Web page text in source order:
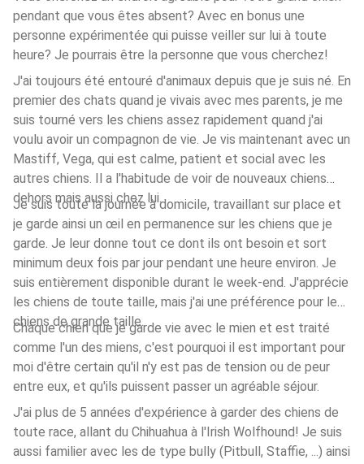
pendant que vous êtes absent? Avec en bonus une
personne expérimentée qui puisse veiller sur lui à toute
heure? Je pourrais être la personne que vous cherchez!
J'ai toujours été entouré d'animaux depuis que je suis né. En
premier des chats quand je vivais avec mes parents, je me
suis tourné vers les chiens assez rapidement quand j'ai
voulu avoir un compagnon de vie. Je vis maintenant avec un
Mastiff, Vega, qui est calme, patient et social avec les
autres chiens. Il a l'habitude de voir de nouveaux chiens
dehors mais aussi chez lui.
Je suis toute la journée à domicile, travaillant sur place et
je garde ainsi un œil en permanence sur les chiens que je
garde. Je leur donne tout ce dont ils ont besoin et sort
minimum deux fois par jour pendant une heure environ. Je
suis entièrement disponible durant le week-end. J'apprécie
les chiens de toute taille, mais j'ai une préférence pour les
chiens de grande taille.
Chaque chien que je garde vie avec le mien et est traité
comme l'un des miens, c'est pourquoi il est important pour
moi d'être certain qu'il n'y est pas de tension ou de peur
entre eux, et qu'ils puissent passer un agréable séjour.
J'ai plus de 5 années d'expérience à garder des chiens de
toute race, allant du Chihuahua à l'Irish Wolfhound! Je suis
aussi familier avec les de type bully (Pitbull, Staffie, ...) ainsi